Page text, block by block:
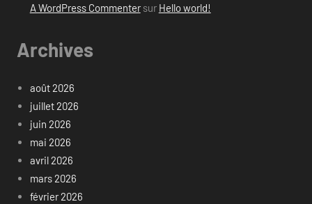
A WordPress Commentersur Hello world!
Archives
août 2026
juillet 2026
juin 2026
mai 2026
avril 2026
mars 2026
février 2026